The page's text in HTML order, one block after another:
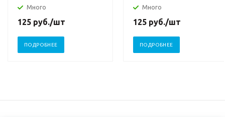
Много
125 руб./шт
ПОДРОБНЕЕ
Много
125 руб./шт
ПОДРОБНЕЕ